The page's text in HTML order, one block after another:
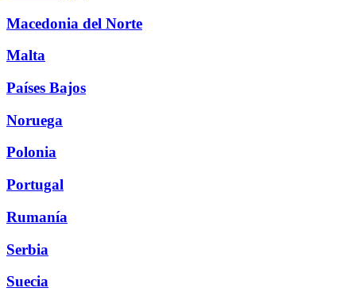
Macedonia del Norte
Malta
Países Bajos
Noruega
Polonia
Portugal
Rumanía
Serbia
Suecia